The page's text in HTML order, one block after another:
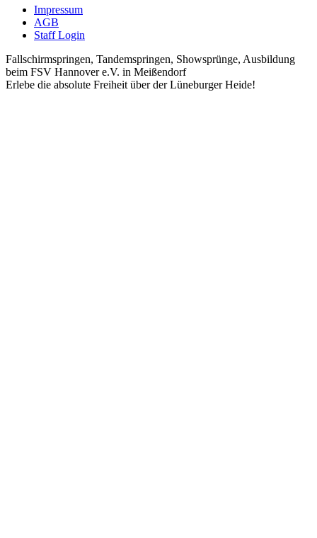
Impressum
AGB
Staff Login
Fallschirmspringen, Tandemspringen, Showsprünge, Ausbildung
beim FSV Hannover e.V. in Meißendorf
Erlebe die absolute Freiheit über der Lüneburger Heide!